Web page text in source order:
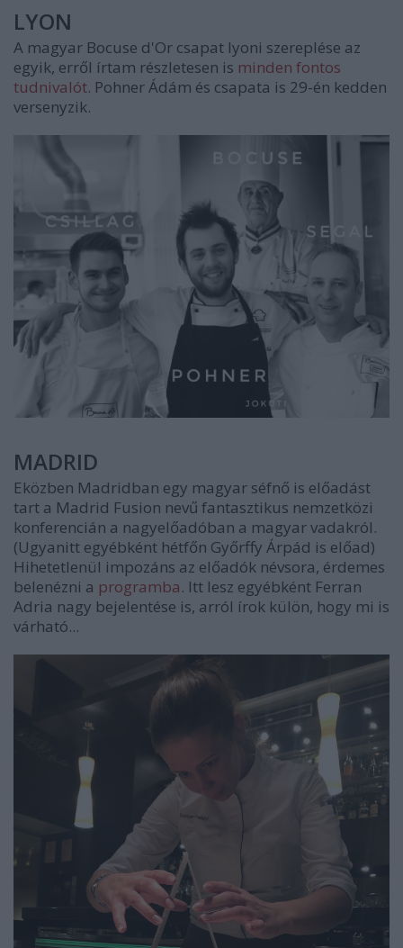
LYON
A magyar Bocuse d'Or csapat lyoni szereplése az
egyik, erről írtam részletesen is minden fontos
tudnivalót. Pohner Ádám és csapata is 29-én kedden
versenyzik.
MADRID
Eközben Madridban egy magyar séfnő is előadást
tart a Madrid Fusion nevű fantasztikus nemzetközi
konferencián a nagyelőadóban a magyar vadakról.
(Ugyanitt egyébként hétfőn Győrffy Árpád is előad)
Hihetetlenül impozáns az előadók névsora, érdemes
belenézni a programba. Itt lesz egyébként Ferran
Adria nagy bejelentése is, arról írok külön, hogy mi is
várható...